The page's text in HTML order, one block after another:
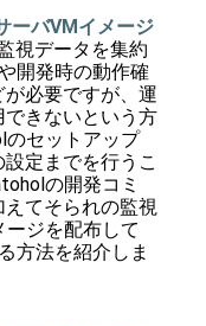
ーバVMイメージ
視データを集約
開発時の動作確
必要ですが、運
できないという方
のセットアップ
定までを行うこ
の開発コミ
えてそられの監視
ジを配布して
方法を紹介しま